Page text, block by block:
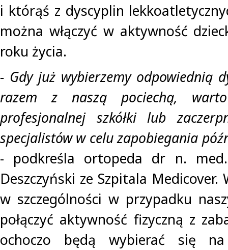
i którąś z dyscyplin
można włączyć w aktywność
roku życia.
- Gdy już wybierzemy odpowiednią
razem z naszą pociechą,
profesjonalnej szkółki lub
specjalistów w celu zapobiegania
- podkreśla ortopeda dr n. med.
Deszczyński ze Szpitala
w szczególności w przypadku
połączyć aktywność fizyczną z
ochoczo będą wybierać się na